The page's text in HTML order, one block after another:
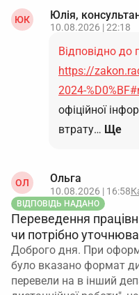
ЮК Юлія,
10.08.2026 | 22:18
Відповідно до
https://
2024-
офіційної
втрату… Ще
ОЛ Ольга
10.08.2026 | 16:58
ВІДПОВІДЬ НАДАНО
Переведення
чи потрібно
Доброго дня. При
було вказано формат
перевели на в інший